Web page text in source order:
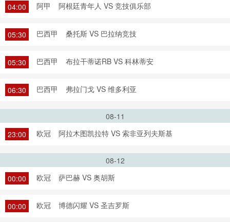
04:00 阿甲 阿根廷青年人 VS 竞技俱乐部
05:30 巴西甲 桑托斯 VS 巴拉纳竞技
05:30 巴西甲 布拉干蒂诺RB VS 科林蒂安
06:30 巴西甲 弗拉门戈 VS 维多利亚
08-11
23:00
欧冠 阿拉木图凯拉特 VS 索非亚列夫斯基
08-12
00:00
欧冠 萨巴赫 VS 奥胡斯
00:00 欧冠 博德闪耀 VS 圣吉罗斯